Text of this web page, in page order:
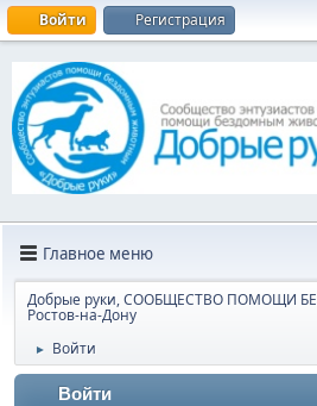
Войти Регистрация
Главное меню
Добрые руки, СООБЩЕСТВО ПОМОЩИ
Ростов-на-Дону
► Войти
Войти